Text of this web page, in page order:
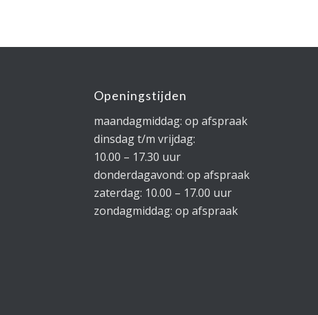
Openingstijden
maandagmiddag: op afspraak
dinsdag t/m vrijdag:
10.00 – 17.30 uur
donderdagavond: op afspraak
zaterdag: 10.00 – 17.00 uur
zondagmiddag: op afspraak